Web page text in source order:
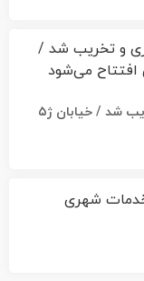
۳ باب مغازه محدوده پستک خریداری و تخریب شد / خیابان ژ۵